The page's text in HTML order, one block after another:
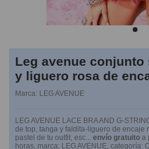
Leg avenue conjunto
y liguero rosa de
Marca: LEG AVENUE
LEG AVENUE LACE BRA AND G-
de top, tanga y faldita-liguero de encaje
pastel de tu outfit, esc... envío gratuito a
horas, marca: LEG AVENUE, categoría: